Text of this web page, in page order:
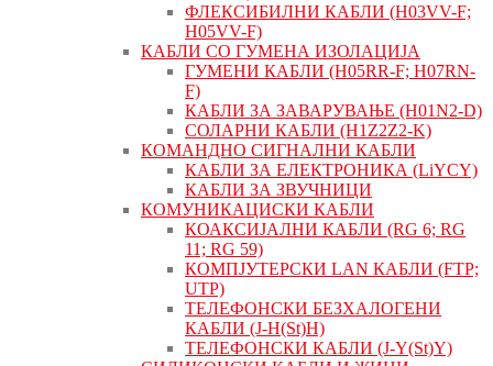
ФЛЕКСИБИЛНИ КАБЛИ (H03VV-F;
H05VV-F)
КАБЛИ СО ГУМЕНА ИЗОЛАЦИЈА
ГУМЕНИ КАБЛИ (H05RR-F; H07RN-
F)
КАБЛИ ЗА ЗАВАРУВАЊЕ (H01N2-D)
СОЛАРНИ КАБЛИ (H1Z2Z2-K)
КОМАНДНО СИГНАЛНИ КАБЛИ
КАБЛИ ЗА ЕЛЕКТРОНИКА (LiYCY)
КАБЛИ ЗА ЗВУЧНИЦИ
КОМУНИКАЦИСКИ КАБЛИ
КОАКСИЈАЛНИ КАБЛИ (RG 6; RG
11; RG 59)
КОМПЈУТЕРСКИ LAN КАБЛИ (FTP;
UTP)
ТЕЛЕФОНСКИ БЕЗХАЛОГЕНИ
КАБЛИ (J-H(St)H)
ТЕЛЕФОНСКИ КАБЛИ (J-Y(St)Y)